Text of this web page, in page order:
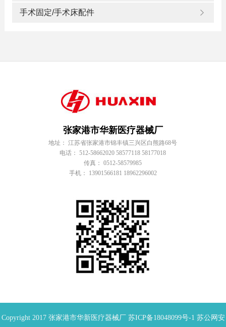
手术固定/手术床配件
张家港市华新医疗器械厂
地址： 江苏省张家港市锦丰镇三兴区白熊路68号
电话： 512-58662020 58577118 58177018
传真： 0512-58579985
手机： 13901566181 18962296002
Copyright 2017 张家港市华新医疗器械厂 苏ICP备18048099号-1 苏公网安